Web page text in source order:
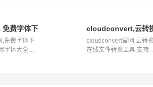
免费字体下载网站,可商用字体大全
,免费字体下
字体大全简
cloudconvert,云转
cloudconvert官网,云转
在线文件转换工具,支持